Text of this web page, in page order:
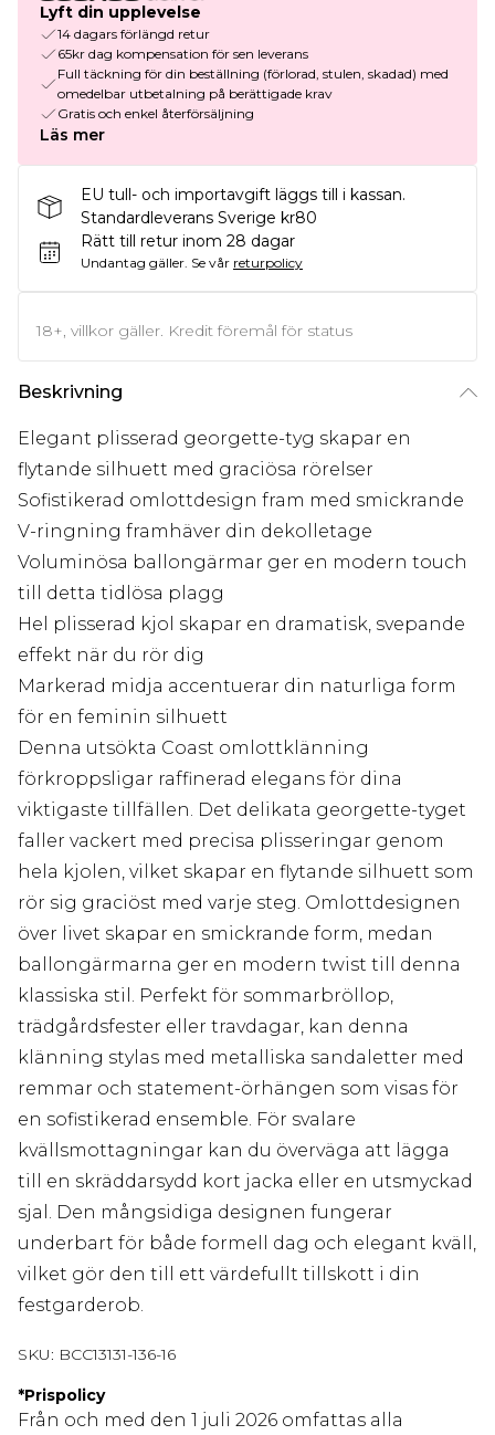
Lyft din upplevelse
14 dagars förlängd retur
65kr dag kompensation för sen leverans
Full täckning för din beställning (förlorad, stulen, skadad) med
omedelbar utbetalning på berättigade krav
Gratis och enkel återförsäljning
Läs mer
EU tull- och importavgift läggs till i kassan.
Standardleverans Sverige kr80
Rätt till retur inom 28 dagar
Undantag gäller. Se vår returpolicy
18+, villkor gäller. Kredit föremål för status
Beskrivning
Elegant plisserad georgette-tyg skapar en
flytande silhuett med graciösa rörelser
Sofistikerad omlottdesign fram med smickrande
V-ringning framhäver din dekolletage
Voluminösa ballongärmar ger en modern touch
till detta tidlösa plagg
Hel plisserad kjol skapar en dramatisk, svepande
effekt när du rör dig
Markerad midja accentuerar din naturliga form
för en feminin silhuett
Denna utsökta Coast omlottklänning
förkroppsligar raffinerad elegans för dina
viktigaste tillfällen. Det delikata georgette-tyget
faller vackert med precisa plisseringar genom
hela kjolen, vilket skapar en flytande silhuett som
rör sig graciöst med varje steg. Omlottdesignen
över livet skapar en smickrande form, medan
ballongärmarna ger en modern twist till denna
klassiska stil. Perfekt för sommarbröllop,
trädgårdsfester eller travdagar, kan denna
klänning stylas med metalliska sandaletter med
remmar och statement-örhängen som visas för
en sofistikerad ensemble. För svalare
kvällsmottagningar kan du överväga att lägga
till en skräddarsydd kort jacka eller en utsmyckad
sjal. Den mångsidiga designen fungerar
underbart för både formell dag och elegant kväll,
vilket gör den till ett värdefullt tillskott i din
festgarderob.
SKU: BCC13131-136-16
*Prispolicy
Från och med den 1 juli 2026 omfattas alla